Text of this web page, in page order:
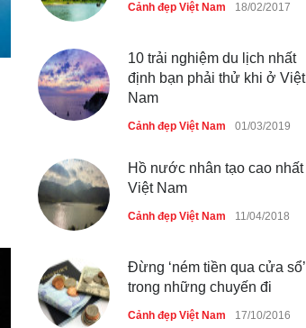
Cảnh đẹp Việt Nam 18/02/2017
10 trải nghiệm du lịch nhất
định bạn phải thử khi ở Việt
Nam
Cảnh đẹp Việt Nam 01/03/2019
Hồ nước nhân tạo cao nhất
Việt Nam
Cảnh đẹp Việt Nam 11/04/2018
Đừng ‘ném tiền qua cửa sổ’
trong những chuyến đi
Cảnh đẹp Việt Nam 17/10/2016